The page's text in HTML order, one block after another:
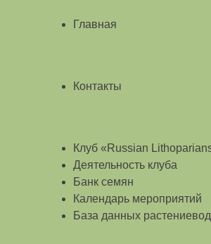
Главная
Контакты
Клуб «Russian
Деятельность клуба
Банк семян
Календарь мероприятий
База данных